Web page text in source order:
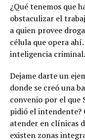
¿Qué tenemos que
obstaculizar el
a quien provee
célula que opera
inteligencia criminal.
Dejame darte un
donde se creó una
convenio por el que
pidió el intendente?
atender en clínicas
existen zonas